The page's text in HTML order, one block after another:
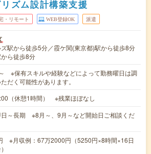
ズム設計構築支援
・リモート WEB登録OK 派遣
駅から徒歩5分／霞ケ関(東京都)駅から徒歩8分
ら徒歩8分
※保有スキルや経験などによって勤務曜日は調
だく可能性があります。
（休憩1時間） ※残業ほぼなし
日～長期 ※8月～、9月～など開始日ご相談くだ
※月収例：67万2000円（5250円×8時間×16日